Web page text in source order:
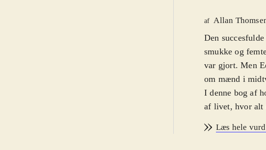
af Allan
Den
smukke og
var gjort. Men
om mænd i
I denne bog af
af livet, hvor alt
og succesfuld.
Læs hele